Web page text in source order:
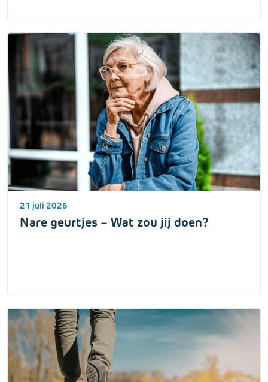
21 juli 2026
Nare geurtjes – Wat zou jij doen?